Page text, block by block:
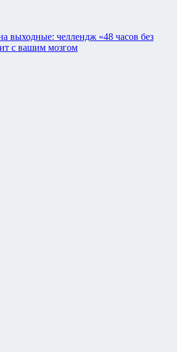
выходные: челлендж «48 часов без
с вашим мозгом